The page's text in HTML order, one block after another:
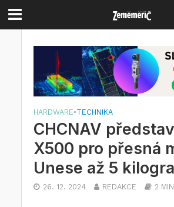
HARDWARE•TECHNIKA
CHCNAV
X500 pro přesná
Unese až 5
26. 12. 2024 REDAKCE 2